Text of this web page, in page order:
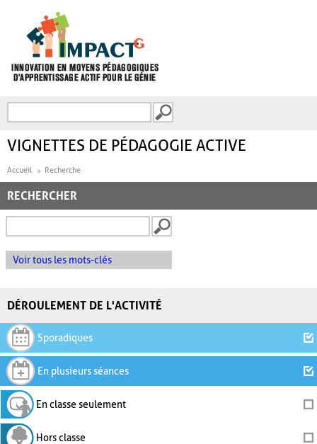
FORMULAIRE DE
VIGNETTES DE PÉDAGOGIE ACTIVE
Accueil Recherche
RECHERCHER
Voir tous les mots-clés
DÉROULEMENT DE L'ACTIVITÉ
Sporadiques
En plusieurs séances
En classe seulement
Hors classe